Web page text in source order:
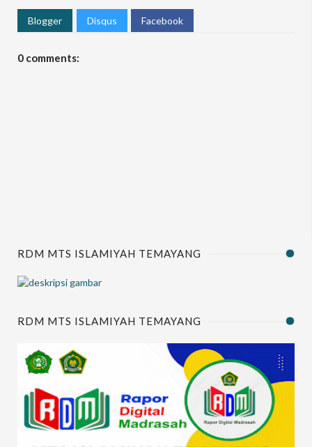
Blogger Disqus Facebook
0 comments:
RDM MTS ISLAMIYAH TEMAYANG
RDM MTS ISLAMIYAH TEMAYANG